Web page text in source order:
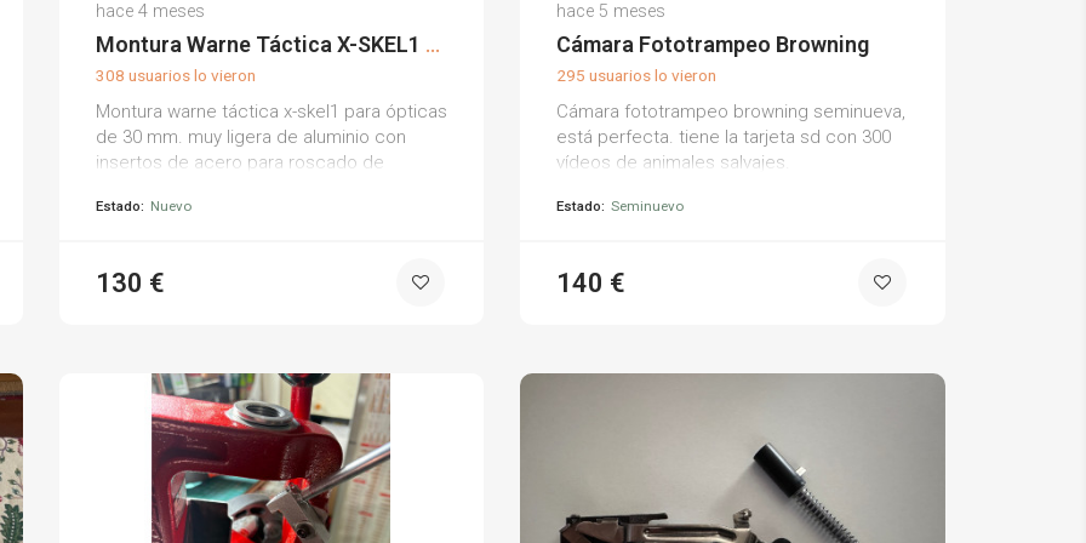
(0)
hace 4 meses
Montura Warne Táctica X-SKEL1 30mm
308 usuarios lo vieron
Montura warne táctica x-skel1 para ópticas
de 30 mm. muy ligera de aluminio con
insertos de acero para roscado de
horizontalmente separadas. altura: 22 mm.
julios). extensión de 5 cm para mejor
Estado: Nuevo
130 €
hace 5 meses
Cámara Fototrampeo Browning
295 usuarios lo vieron
Cámara fototrampeo browning seminueva,
está perfecta. tiene la tarjeta sd con 300
vídeos de animales salvajes.
Estado: Seminuevo
140 €